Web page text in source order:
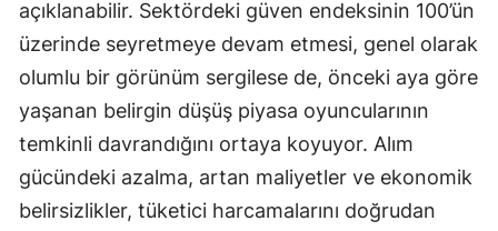
Nevşehir
Niğde
Rize
Sakarya
açıklanabilir. Sektördeki güven endeksinin 100’ün
üzerinde seyretmeye devam etmesi, genel olarak
olumlu bir görünüm sergilese de, önceki aya göre
yaşanan belirgin düşüş piyasa oyuncularının
temkinli davrandığını ortaya koyuyor. Alım
gücündeki azalma, artan maliyetler ve ekonomik
belirsizlikler, tüketici harcamalarını doğrudan